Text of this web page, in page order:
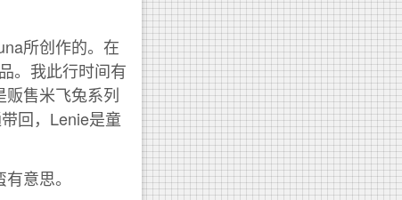
所创作的。在
。我此行时间有
贩售米飞兔系列
回，Lenie是童
意思。